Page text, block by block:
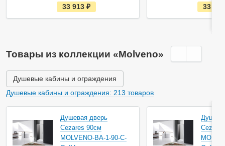
е
с
т
л
и
33 913 33
Товары из коллекции «Molveno»
Душевые кабины и ограждения
Душевые кабины и ограждения: 213 товаров
Душевая дверь
Cezares 90см
MOLVENO-BA-1-90-C-